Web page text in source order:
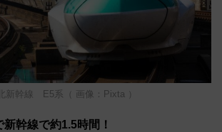
新幹線 E5系（ 画像：Pixta ）
幹線で約1.5時間！